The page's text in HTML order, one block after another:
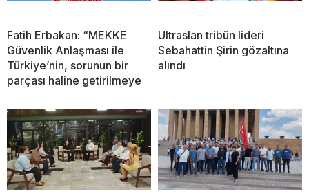
Fatih Erbakan: “MEKKE
Güvenlik Anlaşması ile
Türkiye’nin, sorunun bir
parçası haline getirilmeye
Ultraslan tribün lideri
Sebahattin Şirin gözaltına
alındı